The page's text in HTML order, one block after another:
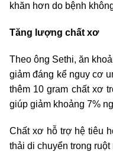
khăn hơn do bệnh
Tăng lượng chất xơ
Theo ông Sethi, ăn
giảm đáng kể nguy cơ
thêm 10 gram chất xơ
giúp giảm khoảng 7%
Chất xơ hỗ trợ hệ tiêu
thải di chuyển trong